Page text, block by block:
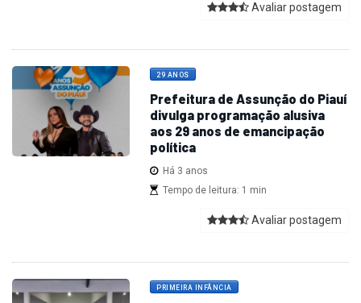
Avaliar postagem
29 ANOS
Prefeitura de Assunção do Piauí
divulga programação alusiva
aos 29 anos de emancipação
política
Há 3 anos
Tempo de leitura: 1 min
Avaliar postagem
PRIMEIRA INFÂNCIA